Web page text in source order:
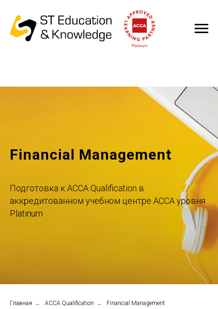
Financial Management
Подготовка к ACCA Qualification в
аккредитованном учебном центре ACCA уровня
Platinum
Главная → ACCA Qualification → Financial Management